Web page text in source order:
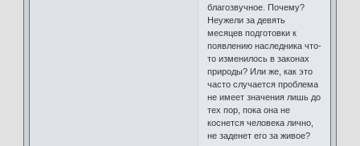
благозвучное. Почему?
Неужели за девять
месяцев подготовки к
появлению наследника что-
то изменилось в законах
природы? Или же, как это
часто случается проблема
не имеет значения лишь до
тех пор, пока она не
коснется человека лично,
не заденет его за живое?